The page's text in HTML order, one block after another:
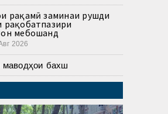
рақамӣ заминаи рушди
рақобатпазири
мебошанд
2026
маводҳои бахш